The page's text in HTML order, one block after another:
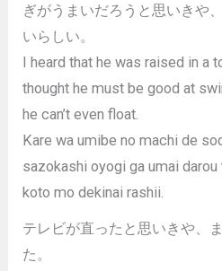
ぎがうまいだろうと思いきや
いらしい。
I heard that he was raised in a
thought he must be good at
he can’t even float.
Kare wa umibe no machi de
sazokashi oyogi ga umai
koto mo dekinai rashii.
テレビが直ったと思いきや、
た。